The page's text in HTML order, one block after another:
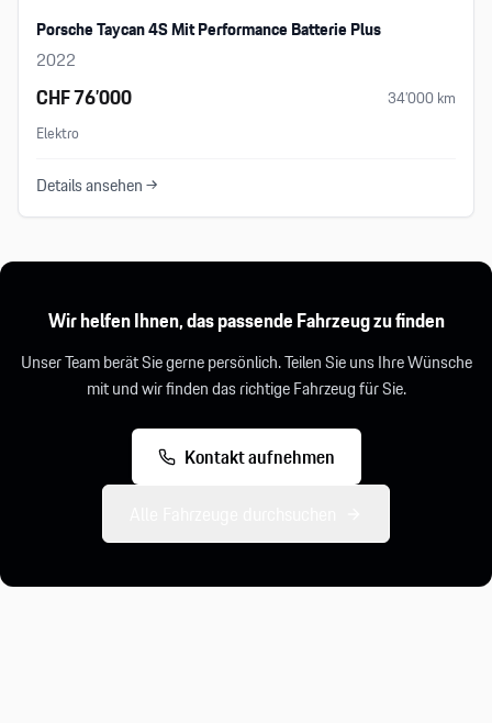
Porsche Taycan 4S Mit Performance Batterie Plus
2022
CHF 76’000 34’000km
Elektro
Details ansehen →
Wir helfen Ihnen, das passende Fahrzeug zu finden
Unser Team berät Sie gerne persönlich. Teilen Sie uns Ihre Wünsche
mit und wir finden das richtige Fahrzeug für Sie.
Kontakt aufnehmen